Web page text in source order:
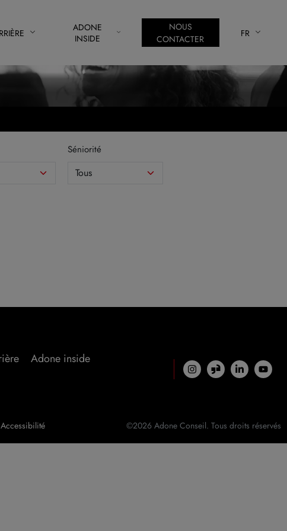
ADONE
INSIDE
NOUS
CONTACTER
FR
Séniorité
Adone inside
Accessibilité ©2026 Adone Conseil. Tous droits réservés